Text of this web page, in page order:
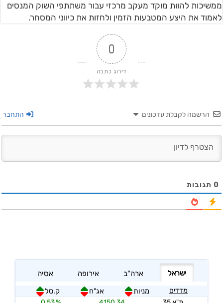
ממשיכות להוות מוקד מעקב מרכזי עבור משתתפי השוק המנסים
לאמוד את היצע המטבעות הזמין ולחזות את כיווני המסחר.
0
דירוג כתבה
הרשמה לקבלת עדכונים התחבר
0 תגובות